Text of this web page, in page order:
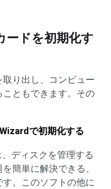
ードを初期化す
り出し、コンピュー
ともできます。その
で初期化する
ディスクを管理する
簡単に解決できる、
。このソフトの他に